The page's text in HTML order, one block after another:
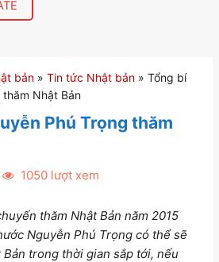
bản » Tin tức Nhật bản » Tổng bí
Nhật Bản
Phú Trọng thăm
1050 lượt xem
thăm Nhật Bản năm 2015
Nguyễn Phú Trọng có thể sẽ
trong thời gian sắp tới, nếu